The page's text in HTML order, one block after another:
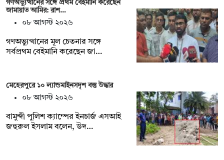
গণঅভ্যুত্থানের সঙ্গে প্রথম বেইমানি করেছেন
জামায়াত আমির: রাশ…
০৮ আগস্ট ২০২৬
গণঅভ্যুত্থানের মূল চেতনার সঙ্গে
সর্বপ্রথম বেইমানি করেছেন জা…
মেহেরপুরে ১০ ল্যান্ডমাইনসদৃশ বস্তু উদ্ধার
০৮ আগস্ট ২০২৬
বামুন্দী পুলিশ ক্যাম্পের ইনচার্জ এসআই
জহুরুল ইসলাম বলেন, উদ…